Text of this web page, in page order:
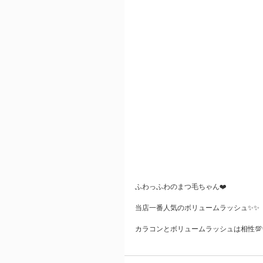
ふわっふわのまつ毛ちゃん❤️
当店一番人気のボリュームラッシュ✨✨
カラコンとボリュームラッシュは相性